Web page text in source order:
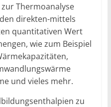
Thermoanalyse
direkten-mittels
quantitativen Wert
wie zum Beispiel
und vieles mehr.
zu